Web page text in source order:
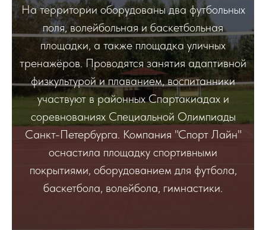
На территории оборудованы два футбольных
поля, волейбольная и баскетбольная
площадки, а также площадка уличных
тренажёров. Проводятся занятия адаптивной
физкультурой и плаванием, воспитанники
участвуют в районных Спартакиадах и
соревнованиях Специальной Олимпиады
Санкт-Петербурга. Компания "Спорт Лайн"
оснастила площадку спортивными
покрытиями, оборудованием для футбола,
баскетбола, волейбола, гимнастики.